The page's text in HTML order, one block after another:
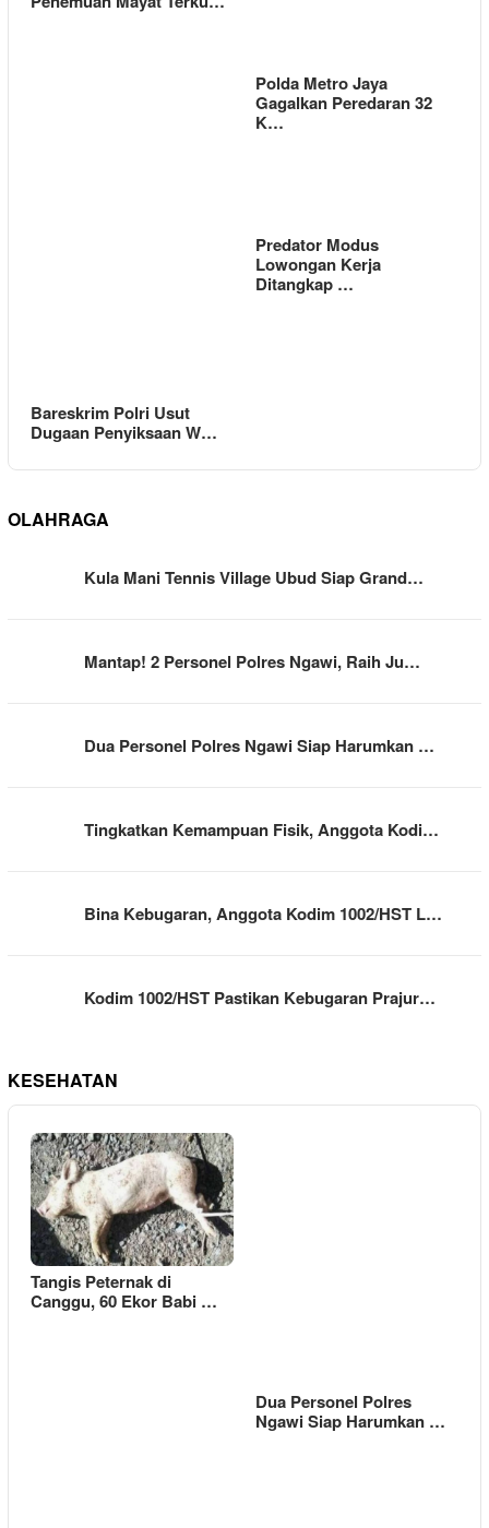
Polda Metro Jaya
Gagalkan Peredaran 32
K…
Bareskrim Polri Usut
Dugaan Penyiksaan W…
Predator Modus
Lowongan Kerja
Ditangkap …
OLAHRAGA
Kula Mani Tennis Village Ubud Siap Grand…
Mantap! 2 Personel Polres Ngawi, Raih Ju…
Dua Personel Polres Ngawi Siap Harumkan …
Tingkatkan Kemampuan Fisik, Anggota Kodi…
Bina Kebugaran, Anggota Kodim 1002/HST L…
Kodim 1002/HST Pastikan Kebugaran Prajur…
KESEHATAN
Tangis Peternak di
Canggu, 60 Ekor Babi …
Dua Personel Polres
Ngawi Siap Harumkan …